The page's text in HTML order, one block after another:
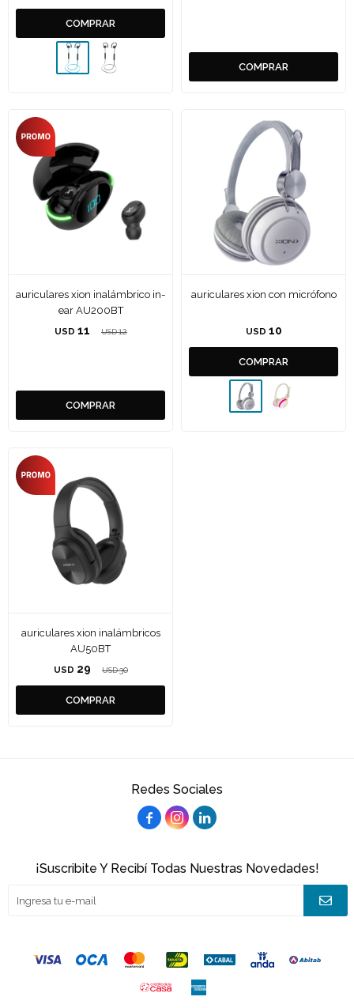
auriculares xion inalámbrico in-
ear AU200BT
USD 11 USD 12
auriculares xion con micrófono
USD 10
auriculares xion inalámbricos
AU50BT
USD 29 USD 30
Redes Sociales
  
¡Suscribite Y Recibí Todas Nuestras Novedades!